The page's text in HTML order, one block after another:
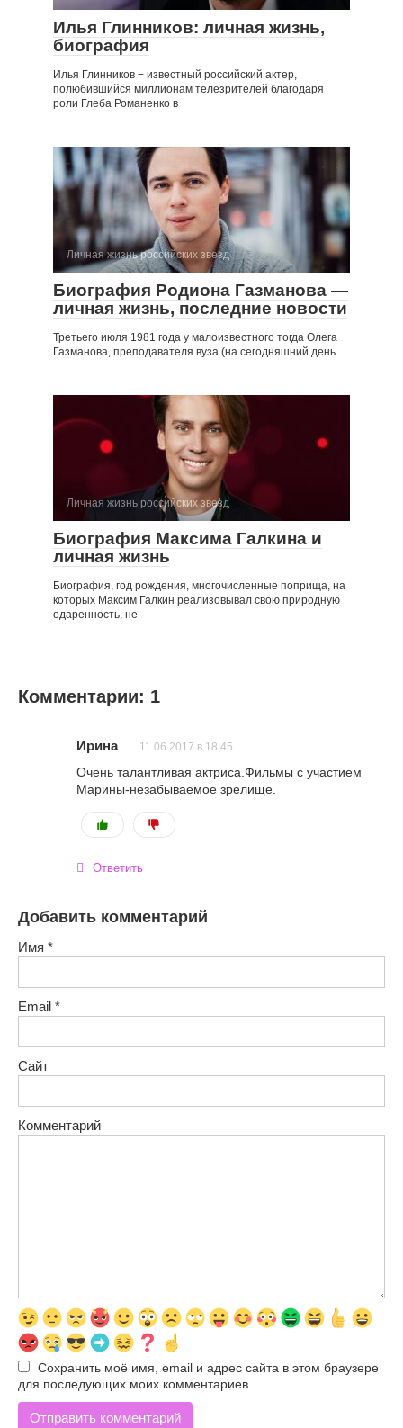
Илья Глинников: личная жизнь,
биография
Илья Глинников − известный российский актер,
полюбившийся миллионам телезрителей благодаря
роли Глеба Романенко в
Личная жизнь российских звезд
Биография Родиона Газманова —
личная жизнь, последние новости
Третьего июля 1981 года у малоизвестного тогда Олега
Газманова, преподавателя вуза (на сегодняшний день
Личная жизнь российских звезд
Биография Максима Галкина и
личная жизнь
Биография, год рождения, многочисленные поприща, на
которых Максим Галкин реализовывал свою природную
одаренность, не
Комментарии: 1
Ирина 11.06.2017 в 18:45
Очень талантливая актриса.Фильмы с участием
Марины-незабываемое зрелище.
Ответить
Добавить комментарий
Имя *
Email *
Сайт
Комментарий
Сохранить моё имя, email и адрес сайта в этом браузере
для последующих моих комментариев.